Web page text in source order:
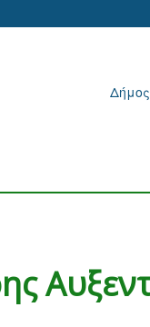
Δήμος